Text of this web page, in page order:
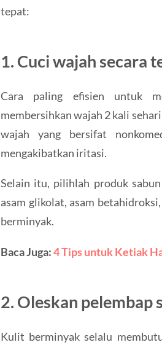
tepat:
1. Cuci wajah secara
Cara paling efisien untuk
membersihkan wajah 2 kali
wajah yang bersifat
mengakibatkan iritasi.
Selain itu, pilihlah produk
asam glikolat, asam
berminyak.
Baca Juga:4 Tips untuk Ketiak
2. Oleskan pelembap
Kulit berminyak selalu